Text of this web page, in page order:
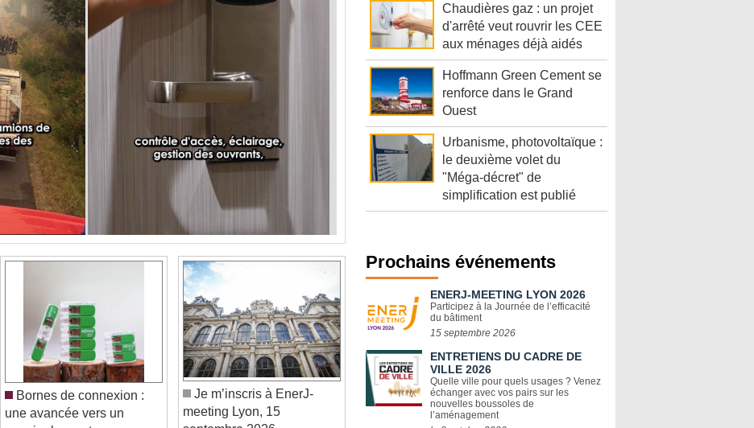
Bornes de connexion :
une avancée vers un
avenir plus vert
Je m’inscris à EnerJ-
meeting Lyon, 15
septembre 2026
Chaudières gaz : un projet
d'arrêté veut rouvrir les CEE
aux ménages déjà aidés
Hoffmann Green Cement se
renforce dans le Grand
Ouest
Urbanisme, photovoltaïque :
le deuxième volet du
"Méga-décret" de
simplification est publié
Prochains événements
ENERJ-MEETING LYON 2026
Participez à la Journée de l’efficacité
du bâtiment
15 septembre 2026
ENTRETIENS DU CADRE DE
VILLE 2026
Quelle ville pour quels usages ? Venez
échanger avec vos pairs sur les
nouvelles boussoles de
l’aménagement